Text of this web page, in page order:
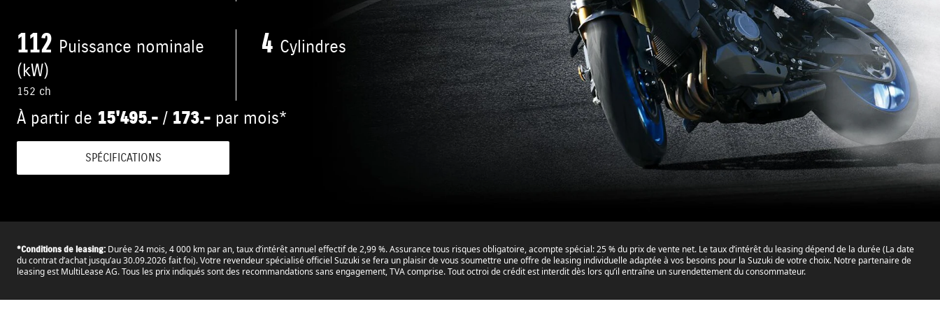
112 Puissance nominale
(kW)
152 ch
4 Cylindres
À partir de 15'495.- / 173.- par mois*
SPÉCIFICATIONS
*Conditions de leasing: Durée 24 mois, 4 000 km par an, taux d’intérêt annuel effectif de 2,99 %. Assurance tous risques obligatoire, acompte spécial: 25 % du prix de vente net. Le taux d’intérêt du leasing dépend de la durée (La date
du contrat d’achat jusqu’au 30.09.2026 fait foi). Votre revendeur spécialisé officiel Suzuki se fera un plaisir de vous soumettre une offre de leasing individuelle adaptée à vos besoins pour la Suzuki de votre choix. Notre partenaire de
leasing est MultiLease AG. Tous les prix indiqués sont des recommandations sans engagement, TVA comprise. Tout octroi de crédit est interdit dès lors qu’il entraîne un surendettement du consommateur.